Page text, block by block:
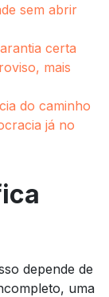
sem abrir
certa
mais
do caminho
já no
depende de
uma